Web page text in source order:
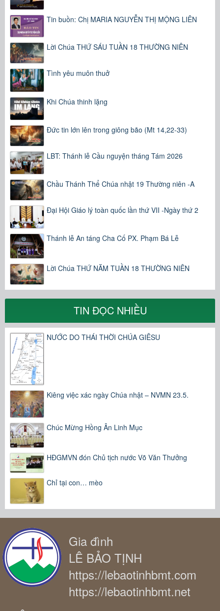
Tin buồn: Chị MARIA NGUYỄN THỊ MỘNG LIÊN
Lời Chúa THỨ SÁU TUẦN 18 THƯỜNG NIÊN
Tình yêu muôn thuở
Khi Chúa thinh lặng
Đức tin lớn lên trong giông bão (Mt 14,22-33)
LBT: Thánh lễ Cầu nguyện tháng Tám 2026
Chầu Thánh Thể Chúa nhật 19 Thường niên -A
Đại Hội Giáo lý toàn quốc lần thứ VII -Ngày thứ 2
Thánh lễ An táng Cha Cố PX. Phạm Bá Lễ
Lời Chúa THỨ NĂM TUẦN 18 THƯỜNG NIÊN
TIN ĐỌC NHIỀU
NƯỚC DO THÁI THỜI CHÚA GIÊSU
Kiêng việc xác ngày Chúa nhật – NVMN 23.5.
Chúc Mừng Hồng Ân Linh Mục
HĐGMVN đón Chủ tịch nước Võ Văn Thưởng
Chỉ tại con… mèo
Gia đình
LÊ BẢO TỊNH
https://lebaotinhbmt.com
https://lebaotinhbmt.net